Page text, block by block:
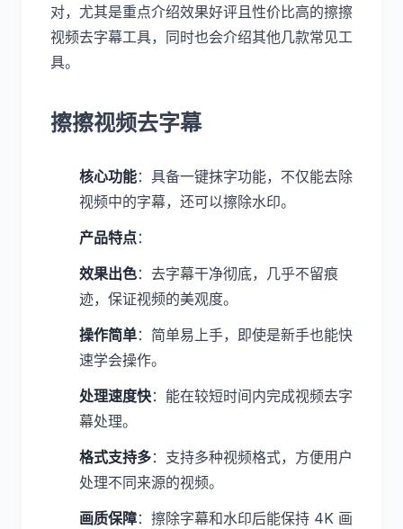
对，尤其是重点介绍效果好评且性价比高的擦擦
视频去字幕工具，同时也会介绍其他几款常见工
具。
擦擦视频去字幕
核心功能：具备一键抹字功能，不仅能去除
视频中的字幕，还可以擦除水印。
产品特点：
效果出色：去字幕干净彻底，几乎不留痕
迹，保证视频的美观度。
操作简单：简单易上手，即使是新手也能快
速学会操作。
处理速度快：能在较短时间内完成视频去字
幕处理。
格式支持多：支持多种视频格式，方便用户
处理不同来源的视频。
画质保障：擦除字幕和水印后能保持 4K 画